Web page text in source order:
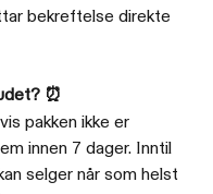
bekreftelse direkte
⏰
pakken ikke er
innen 7 dager. Inntil
selger når som helst